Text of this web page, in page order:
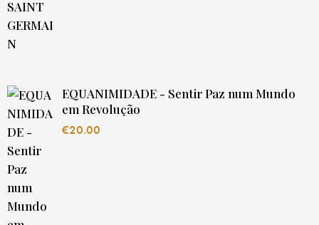
EQUANIMIDADE - Sentir Paz num Mundo
em Revolução
€20.00